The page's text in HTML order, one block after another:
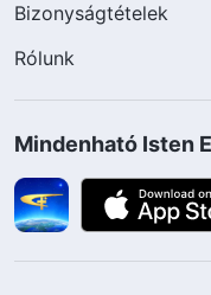
Bizonyságtételek
Rólunk
Mindenható Isten